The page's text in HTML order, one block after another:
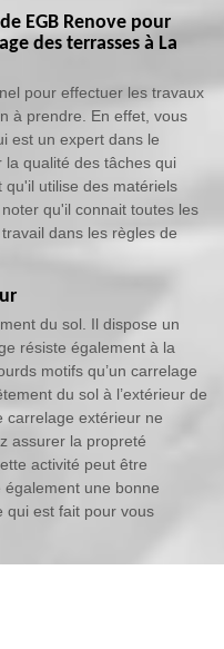
EGB Renove pour
des terrasses à La
pour effectuer les travaux
à prendre. En effet, vous
est un expert dans le
qualité des tâches qui
utilise des matériels
qu'il connait toutes les
dans les règles de
du sol. Il dispose un
résiste également à la
motifs qu’un carrelage
du sol à l’extérieur de
carrelage extérieur ne
assurer la propreté
activité peut être
une bonne
qui est fait pour vous